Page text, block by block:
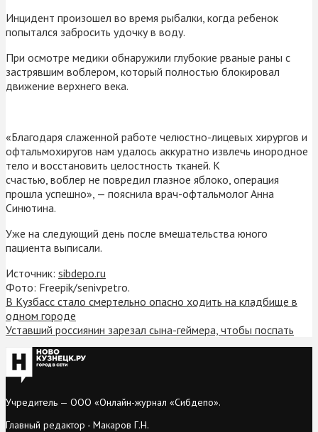
Инцидент произошел во время рыбалки, когда ребенок
попытался забросить удочку в воду.
При осмотре медики обнаружили глубокие рваные раны с
застрявшим воблером, который полностью блокировал
движение верхнего века.
«Благодаря слаженной работе челюстно-лицевых хирургов и
офтальмохиругов нам удалось аккуратно извлечь инородное
тело и восстановить целостность тканей. К
счастью, воблер не повредил глазное яблоко, операция
прошла успешно», — пояснила врач-офтальмолог Анна
Синютина.
Уже на следующий день после вмешательства юного
пациента выписали.
Источник: sibdepo.ru
Фото: Freepik/senivpetro.
В Кузбасс стало смертельно опасно ходить на кладбище в
одном городе
Уставший россиянин зарезал сына-геймера, чтобы поспать
Учредитель — ООО «Онлайн-журнал «Сибдепо».
Главный редактор - Макаров Г.Н.